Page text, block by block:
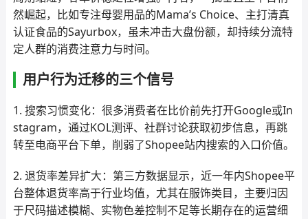
然崛起，比如专注母婴用品的Mama’s Choice、主打清真
认证食品的Sayurbox，虽未冲击大盘份额，却持续分流特
定人群的消费注意力与时间。
用户行为迁移的三个信号
1. 搜索习惯变化：很多消费者在比价前先打开Google或In
stagram，通过KOL测评、社群讨论获取初步信息，再跳
转至电商平台下单，削弱了Shopee站内搜索的入口价值。
2. 退货率差异扩大：第三方数据显示，近一年内Shopee平
台整体退货率高于行业均值，尤其在服饰类目，主要归因
于尺码描述模糊、实物色差控制不足等长期存在的运营细